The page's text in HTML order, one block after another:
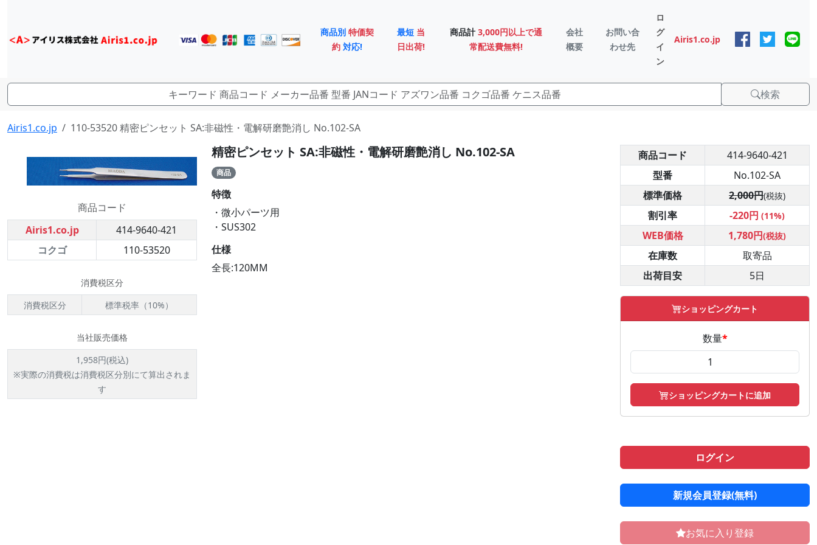
商品別 特価契
約 対応!
最短 当
日出荷!
商品計 3,000円以上で通
常配送費無料!
会社
概要
お問い合
わせ先
ロ
グ
イ
ン
Airis1.co.jp
検索
Airis1.co.jp 110-53520 精密ピンセット SA:非磁性・電解研磨艶消し No.102-SA
商品コード
Airis1.co.jp
414-9640-421
コクゴ
110-53520
消費税区分
消費税区分
標準税率（10%）
当社販売価格
1,958円(税込)
※実際の消費税は消費税区分別にて算出されま
す
精密ピンセット SA:非磁性・電解研磨艶消し No.102-SA
商品
特徴
・微小パーツ用
・SUS302
仕様
全長:120MM
商品コード
414-9640-421
型番
No.102-SA
標準価格
2,000円(税抜)
割引率 -220円 (11%)
WEB価格 1,780円(税抜)
在庫数
取寄品
出荷目安
5日
ショッピングカート
数量*
ショッピングカートに追加
ログイン
新規会員登録(無料)
お気に入り登録